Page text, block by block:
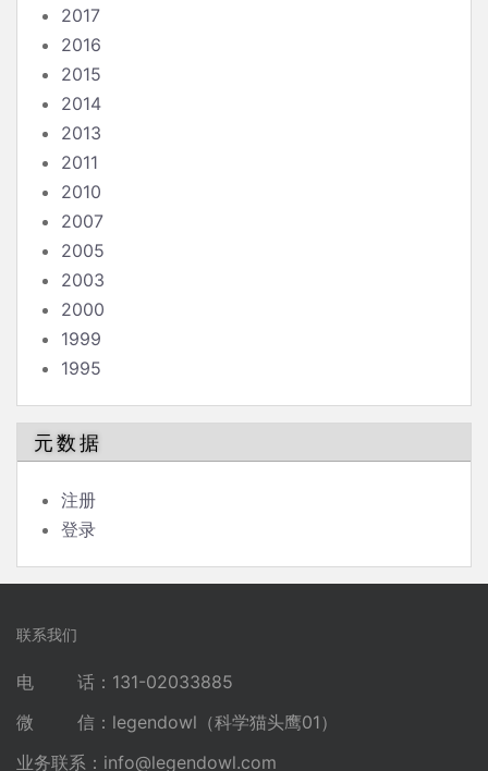
2017
2016
2015
2014
2013
2011
2010
2007
2005
2003
2000
1999
1995
元数据
注册
登录
联系我们
电 话：131-02033885
微 信：legendowl（科学猫头鹰01）
业务联系： info@legendowl.com